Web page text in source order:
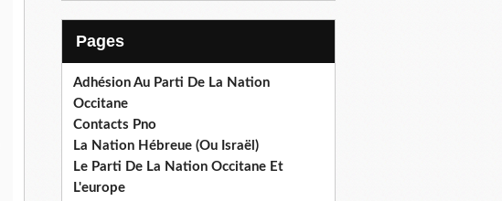
Pages
Adhésion Au Parti De La Nation
Occitane
Contacts Pno
La Nation Hébreue (Ou Israël)
Le Parti De La Nation Occitane Et
L'europe